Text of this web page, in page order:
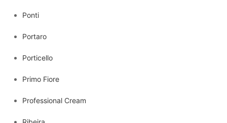
Ponti
Portaro
Porticello
Primo Fiore
Professional Cream